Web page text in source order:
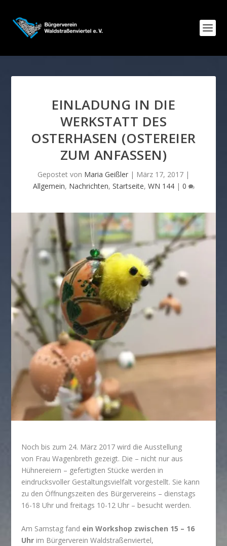
EINLADUNG IN DIE
WERKSTATT DES
OSTERHASEN (OSTEREIER
ZUM ANFASSEN)
Gepostet von Maria Geißler | März 17, 2017 |
Allgemein, Nachrichten, Startseite, WN 144| 0
Noch bis zum 24. März 2017 wird die Ausstellung
von Frau Wagenbreth gezeigt. Die – nicht nur aus
Hühnereiern – gefertigten Stücke werden in
eindrucksvoller Gestaltungsvielfalt vorgestellt. Sie kann
zu den Öffnungszeiten des Bürgervereins – dienstags
16-18 Uhr und freitags 10-12 Uhr – besucht werden.
Am Samstag fand ein Workshop zwischen 15 – 16
Uhr im Bürgerverein Waldstraßenviertel,